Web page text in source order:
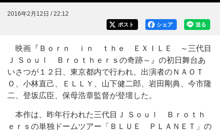
2016年2月12日 / 22:12
送る
シェア
ポスト
映画『Ｂｏｒｎ ｉｎ ｔｈｅ ＥＸＩＬＥ ～三代目
Ｊ Ｓｏｕｌ Ｂｒｏｔｈｅｒｓの奇跡～』の初日舞台あ
いさつが１２日、東京都内で行われ、出演者のＮＡＯＴ
Ｏ、小林直己、ＥＬＬＹ、山下健二郎、岩田剛典、今市隆
二、登坂広臣、保母浩章監督が登壇した。
本作は、昨年行われた三代目Ｊ Ｓｏｕｌ Ｂｒｏｔｈ
ｅｒｓの単独ドームツアー「ＢＬＵＥ ＰＬＡＮＥＴ」の